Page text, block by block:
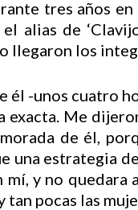
tres años
alias de
llegaron los
él -unos cuatro
Me
de él,
una estrategia
y no
tan pocas las